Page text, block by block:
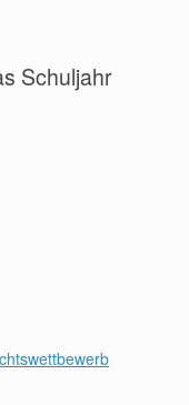
Schuljahr